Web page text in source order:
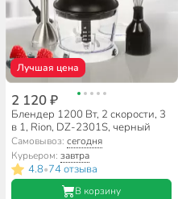
Лучшая цена
2 120 ₽
Блендер 1200 Вт, 2 скорости, 3
в 1, Rion, DZ-2301S, черный
Самовывоз:сегодня
Курьером:завтра
4.8•74 отзыва
В корзину